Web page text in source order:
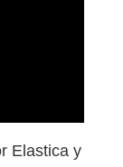
Elastica y